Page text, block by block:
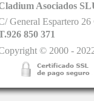
Asociados
General Espartero
850 371
© 2000 -